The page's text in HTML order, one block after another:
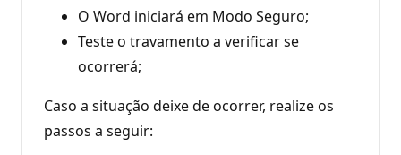
O Word iniciará em Modo Seguro;
Teste o travamento a verificar se
ocorrerá;
Caso a situação deixe de ocorrer, realize os
passos a seguir: